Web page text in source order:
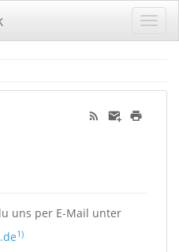
uns per E-Mail unter
1)